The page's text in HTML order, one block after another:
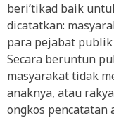
beri’tikad baik
dicatatkan:
para pejabat
Secara beruntun
masyarakat tidak
anaknya, atau
ongkos pencatatan